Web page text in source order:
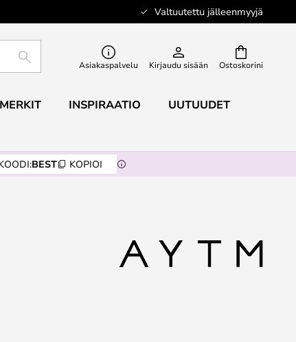
Valtuutettu jälleenmyyjä
Ostoskorini
ETSI Asiakaspalvelu Kirjaudu sisään
INSPIRAATIO UUTUUDET
BEST KOPIOI